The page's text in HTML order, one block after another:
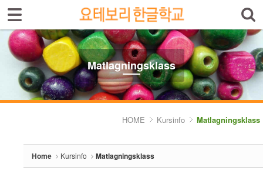
Matlagningsklass
HOME Kursinfo Matlagningsklass
Home Kursinfo Matlagningsklass
Sign In Sign Up
Select language
Introduktion av skolan
Skolinfo
- Barnklass (5-6år)
Sketchbook5, 스케치북5
Sketchbook5, 스케치북5